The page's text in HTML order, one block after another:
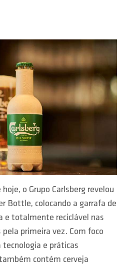
o Grupo Carlsberg revelou
Bottle, colocando a garrafa de
e totalmente reciclável nas
primeira vez. Com foco
tecnologia e práticas
contém cerveja